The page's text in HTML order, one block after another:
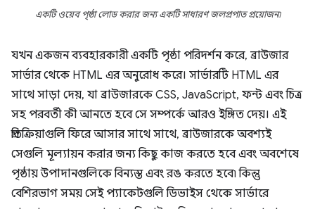
একটি ওয়েব পৃষ্ঠা লোড করার জন্য একটি সাধারণ জলপ্রপাত প্রয়োজন৷
যখন একজন ব্যবহারকারী একটি পৃষ্ঠা পরিদর্শন করে, ব্রাউজার
সার্ভার থেকে HTML এর অনুরোধ করে। সার্ভারটি HTML এর
সাথে সাড়া দেয়, যা ব্রাউজারকে CSS, JavaScript, ফন্ট এবং চিত্র
সহ পরবর্তী কী আনতে হবে সে সম্পর্কে আরও ইঙ্গিত দেয়। এই
প্রতিক্রিয়াগুলি ফিরে আসার সাথে সাথে, ব্রাউজারকে অবশ্যই
সেগুলি মূল্যায়ন করার জন্য কিছু কাজ করতে হবে এবং অবশেষে
পৃষ্ঠায় উপাদানগুলিকে বিন্যস্ত এবং রঙ করতে হবে৷ কিন্তু
বেশিরভাগ সময় সেই প্যাকেটগুলি ডিভাইস থেকে সার্ভারে